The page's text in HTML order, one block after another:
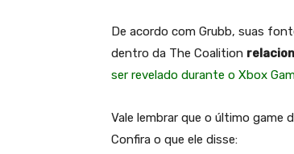
De acordo com Grubb, suas
dentro da The Coalition
ser revelado durante o Xbox
Vale lembrar que o último game
Confira o que ele disse: